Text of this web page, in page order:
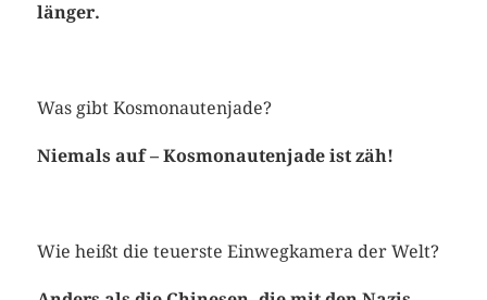
länger.
Was gibt Kosmonautenjade?
Niemals auf – Kosmonautenjade ist zäh!
Wie heißt die teuerste Einwegkamera der Welt?